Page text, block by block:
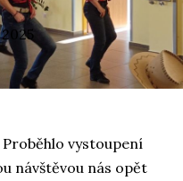
vystoupení
návštěvou nás opět